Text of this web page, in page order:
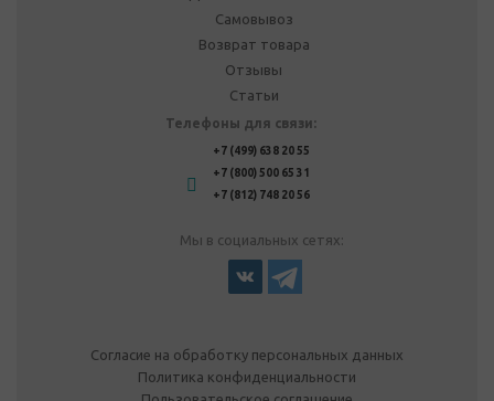
Самовывоз
Возврат товара
Отзывы
Статьи
Телефоны для связи:
+7 (499) 638 20 55
+7 (800) 500 65 31
+7 (812) 748 20 56
Мы в социальных сетях:
Согласие на обработку персональных данных
Политика конфиденциальности